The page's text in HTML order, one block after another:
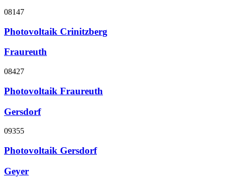
08147
Photovoltaik Crinitzberg
Fraureuth
08427
Photovoltaik Fraureuth
Gersdorf
09355
Photovoltaik Gersdorf
Geyer